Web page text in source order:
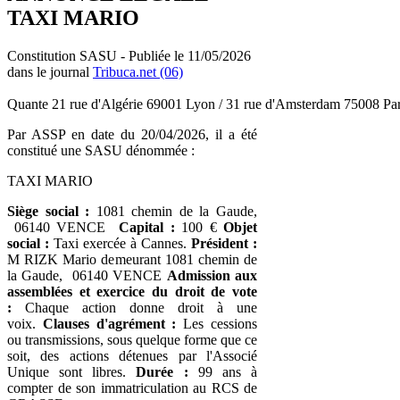
TAXI MARIO
Constitution SASU - Publiée le 11/05/2026
dans le journal Tribuca.net (06)
Quante 21 rue d'Algérie 69001 Lyon / 31 rue d'Amsterdam 75008
Par ASSP en date du 20/04/2026, il a été
constitué une SASU dénommée :
TAXI MARIO
Siège social : 1081 chemin de la Gaude,
06140 VENCE Capital : 100 € Objet
social : Taxi exercée à Cannes. Président :
M RIZK Mario demeurant 1081 chemin de
la Gaude, 06140 VENCE Admission aux
assemblées et exercice du droit de vote
: Chaque action donne droit à une
voix. Clauses d'agrément : Les cessions
ou transmissions, sous quelque forme que ce
soit, des actions détenues par l'Associé
Unique sont libres.Durée : 99 ans à
compter de son immatriculation au RCS de